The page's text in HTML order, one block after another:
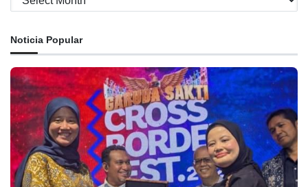
Noticia Popular